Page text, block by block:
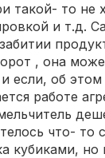
такой- то
и т.д.
, она
если, об
работе
что-
кубиками,